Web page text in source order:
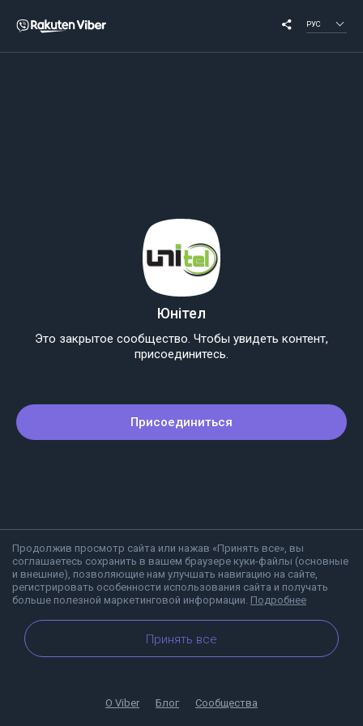
РУС
Продолжив просмотр сайта или нажав «Принять все», вы
соглашаетесь сохранить в вашем браузере куки-файлы (основные
и внешние), позволяющие нам улучшать навигацию на сайте,
регистрировать особенности использования сайта и получать
больше полезной маркетинговой информации. Подробнее
Принять все
Юнітел
Это закрытое сообщество. Чтобы увидеть контент,
присоединитесь.
Присоединиться
О Viber Блог Сообщества